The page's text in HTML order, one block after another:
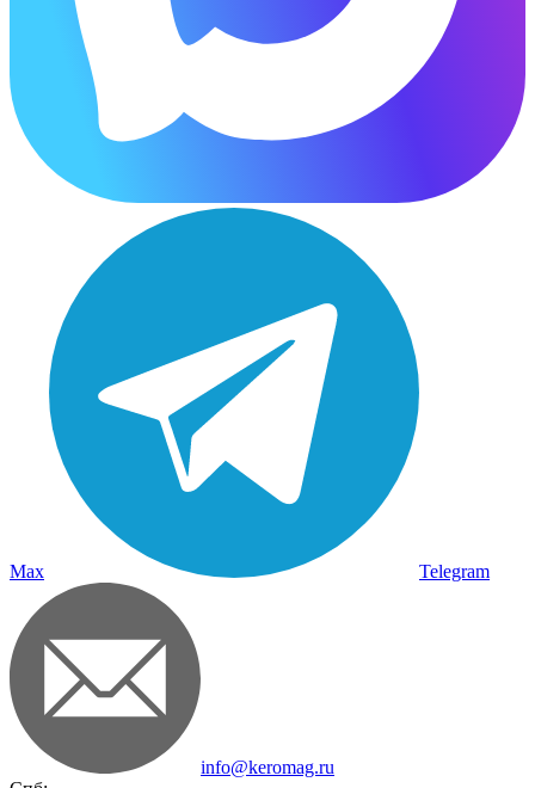
Max Telegram
info@keromag.ru